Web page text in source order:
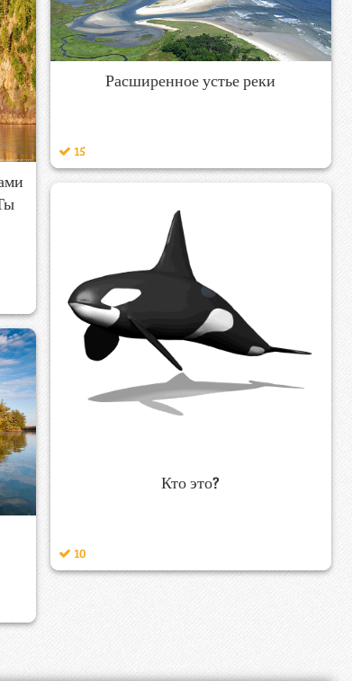
Расширенное устье реки
15
Кто это?
10